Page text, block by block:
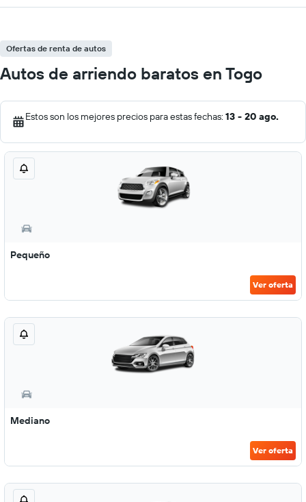
Ofertas de renta de autos
Autos de arriendo baratos en Togo
Estos son los mejores precios para estas fechas: 13 - 20 ago.
Pequeño
Ver oferta
Mediano
Ver oferta